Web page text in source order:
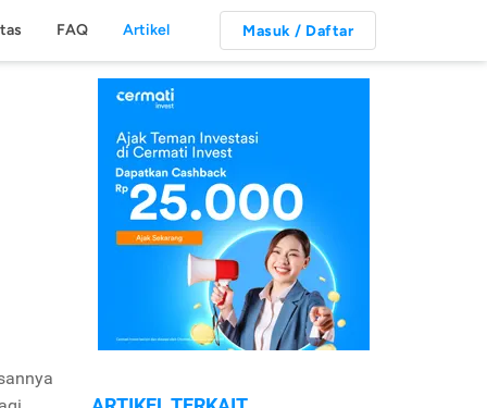
FAQ Artikel Masuk / Daftar